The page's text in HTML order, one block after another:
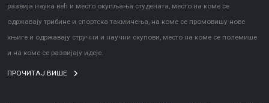
развија наука већ и место окупљања студената, место на коме се
одржавају трибине и спортска такмичења, на коме се промовишу нове
књиге и одржавају стручни и научни скупови, место на коме се полемише
и на коме се развијају идеје.
ПРОЧИТАЈ ВИШЕ